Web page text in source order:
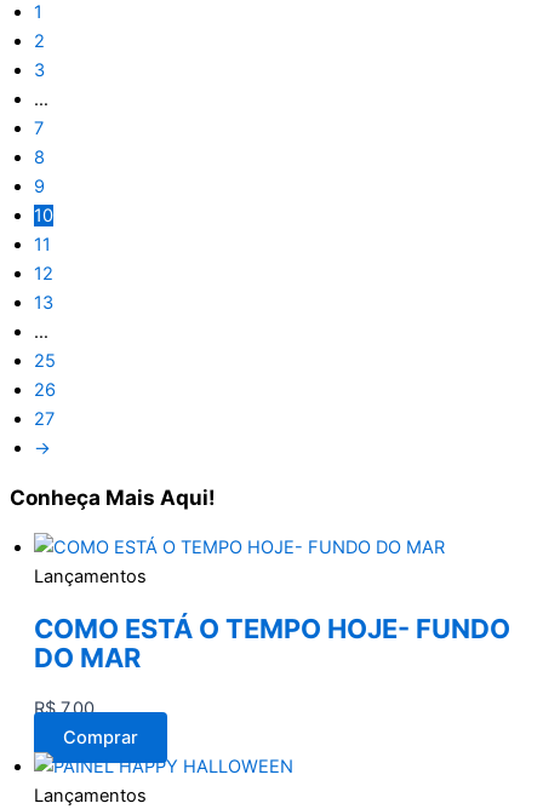
1
2
3
…
7
8
9
10
11
12
13
…
25
26
27
→
Conheça Mais Aqui!
Lançamentos
COMO ESTÁ O TEMPO HOJE- FUNDO
DO MAR
R$7,00
Comprar
Lançamentos